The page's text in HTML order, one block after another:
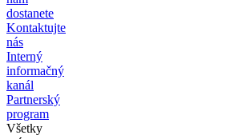
dostanete
Kontaktujte
nás
Interný
informačný
kanál
Partnerský
program
Všetky